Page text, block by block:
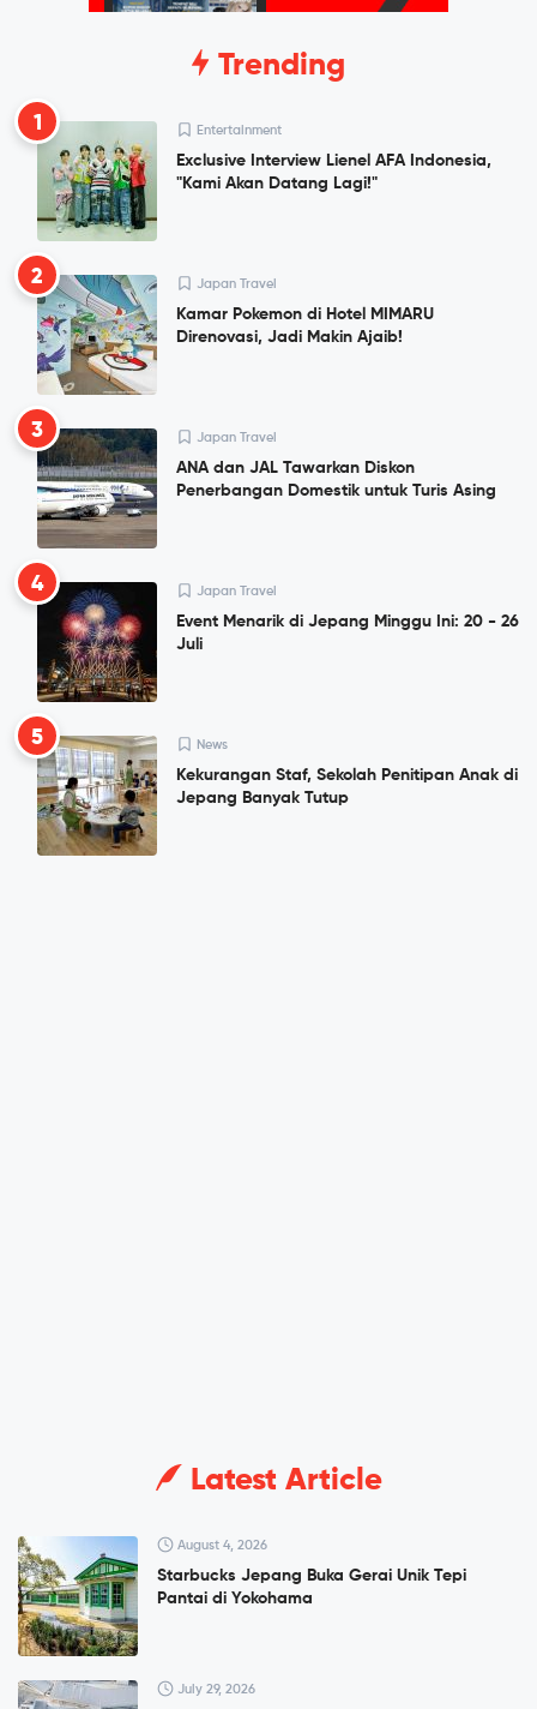
Trending
1 Entertainment
Exclusive Interview Lienel AFA Indonesia,
"Kami Akan Datang Lagi!"
2 Japan Travel
Kamar Pokemon di Hotel MIMARU
Direnovasi, Jadi Makin Ajaib!
3 Japan Travel
ANA dan JAL Tawarkan Diskon
Penerbangan Domestik untuk Turis Asing
4 Japan Travel
Event Menarik di Jepang Minggu Ini: 20 - 26
Juli
5 News
Kekurangan Staf, Sekolah Penitipan Anak di
Jepang Banyak Tutup
Latest Article
August 4, 2026
Starbucks Jepang Buka Gerai Unik Tepi
Pantai di Yokohama
July 29, 2026